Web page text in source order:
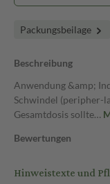
Packungsbeilage
Beschreibung
Anwendung &amp;
Schwindel (peripher-
Gesamtdosis sollte…
Bewertungen
Hinweistexte und